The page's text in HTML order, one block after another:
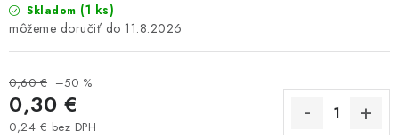
Skladom (1 ks)
11.8.2026
0,60 € –50 %
0,30 €
0,24 € bez DPH